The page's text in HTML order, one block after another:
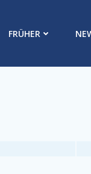
FRÜHER